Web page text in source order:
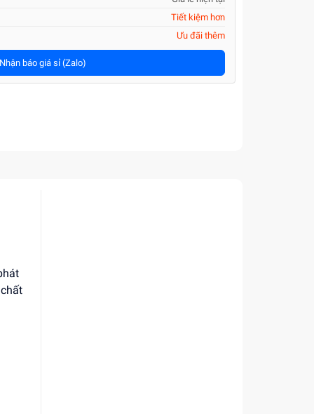
Tiết kiệm hơn
Ưu đãi thêm
Nhận báo giá sỉ (Zalo)